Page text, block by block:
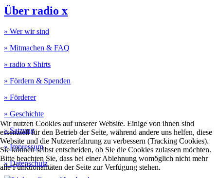
Über radio x
» Wer wir sind
» Mitmachen & FAQ
» radio x Shirts
» Fördern & Spenden
» Förderer
» Geschichte
» Satzung
» Impressum
» Datenschutz
Wir nutzen Cookies auf unserer Website. Einige von ihnen sind
essenziell für den Betrieb der Seite, während andere uns helfen, diese
Website und die Nutzererfahrung zu verbessern (Tracking Cookies).
Sie können selbst entscheiden, ob Sie die Cookies zulassen möchten.
Bitte beachten Sie, dass bei einer Ablehnung womöglich nicht mehr
alle Funktionalitäten der Seite zur Verfügung stehen.